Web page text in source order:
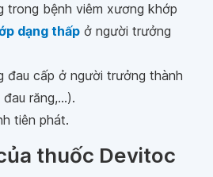
trong bệnh viêm xương khớp
dạng thấp ở người trưởng
đau cấp ở người trưởng thành
răng,...).
tiên phát.
thuốc Devitoc